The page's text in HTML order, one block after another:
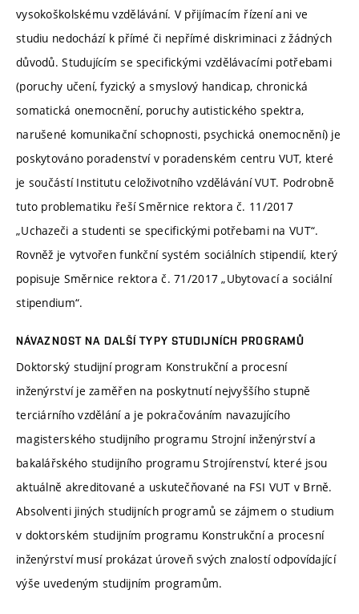
vysokoškolskému vzdělávání. V přijímacím řízení ani ve
studiu nedochází k přímé či nepřímé diskriminaci z žádných
důvodů. Studujícím se specifickými vzdělávacími potřebami
(poruchy učení, fyzický a smyslový handicap, chronická
somatická onemocnění, poruchy autistického spektra,
narušené komunikační schopnosti, psychická onemocnění) je
poskytováno poradenství v poradenském centru VUT, které
je součástí Institutu celoživotního vzdělávání VUT. Podrobně
tuto problematiku řeší Směrnice rektora č. 11/2017
„Uchazeči a studenti se specifickými potřebami na VUT“.
Rovněž je vytvořen funkční systém sociálních stipendií, který
popisuje Směrnice rektora č. 71/2017 „Ubytovací a sociální
stipendium“.
NÁVAZNOST NA DALŠÍ TYPY STUDIJNÍCH PROGRAMŮ
Doktorský studijní program Konstrukční a procesní
inženýrství je zaměřen na poskytnutí nejvyššího stupně
terciárního vzdělání a je pokračováním navazujícího
magisterského studijního programu Strojní inženýrství a
bakalářského studijního programu Strojírenství, které jsou
aktuálně akreditované a uskutečňované na FSI VUT v Brně.
Absolventi jiných studijních programů se zájmem o studium
v doktorském studijním programu Konstrukční a procesní
inženýrství musí prokázat úroveň svých znalostí odpovídající
výše uvedeným studijním programům.